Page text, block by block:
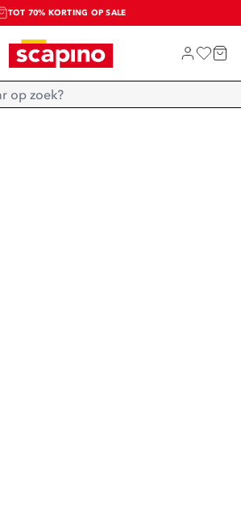
TOT 70% KORTING OP SALE
SALE: LAATSTE KANS!
SHOP NIEUW
Home